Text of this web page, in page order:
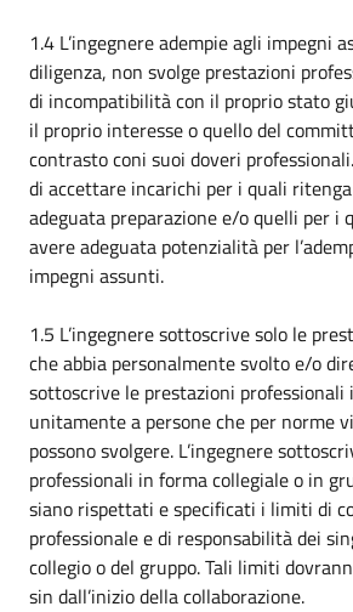
1.4 L’ingegnere adempie agli impegni
diligenza, non svolge prestazioni
di incompatibilità con il proprio stato
il proprio interesse o quello del
contrasto coni suoi doveri
di accettare incarichi per i quali
adeguata preparazione e/o quelli per i
avere adeguata potenzialità per
impegni assunti.
1.5 L’ingegnere sottoscrive solo le
che abbia personalmente svolto e/o
sottoscrive le prestazioni
unitamente a persone che per norme
possono svolgere. L’ingegnere
professionali in forma collegiale o in
siano rispettati e specificati i limiti di
professionale e di responsabilità dei
collegio o del gruppo. Tali limiti
sin dall’inizio della collaborazione.